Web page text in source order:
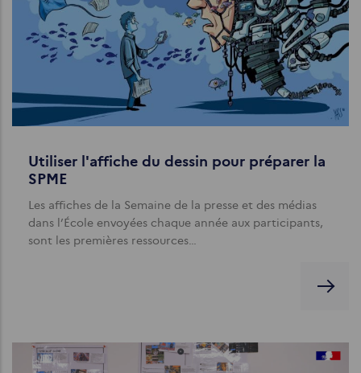
Utiliser l'affiche du dessin pour préparer la
SPME
Les affiches de la Semaine de la presse et des médias
dans l’École envoyées chaque année aux participants,
sont les premières ressources…